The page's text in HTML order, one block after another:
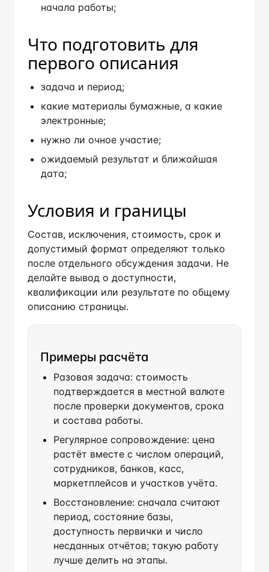
начала работы;
Что подготовить для
первого описания
задача и период;
какие материалы бумажные, а какие
электронные;
нужно ли очное участие;
ожидаемый результат и ближайшая дата;
Состав, исключения, стоимость, срок и
допустимый формат определяют только
после отдельного обсуждения задачи. Не
делайте вывод о доступности, квалификации
или результате по общему описанию
страницы.
Разовая задача: стоимость
подтверждается в местной валюте
после проверки документов, срока и
состава работы.
Регулярное сопровождение: цена
растёт вместе с числом операций,
сотрудников, банков, касс,
маркетплейсов и участков учёта.
Восстановление: сначала считают
период, состояние базы,
доступность первички и число
несданных отчётов; такую работу
лучше делить на этапы.
Срочная работа: исполнитель